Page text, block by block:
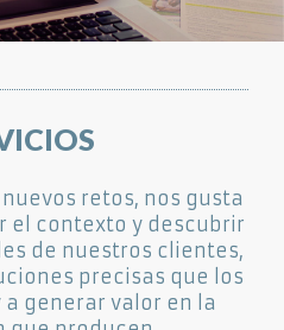
retos, nos gusta
el contexto y descubrir
de nuestros clientes,
precisas que los
generar valor en la